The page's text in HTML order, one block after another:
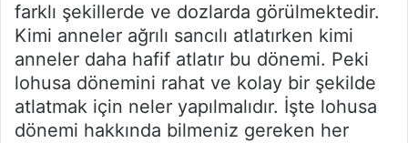
farklı şekillerde ve dozlarda görülmektedir.
Kimi anneler ağrılı sancılı atlatırken kimi
anneler daha hafif atlatır bu dönemi. Peki
lohusa dönemini rahat ve kolay bir şekilde
atlatmak için neler yapılmalıdır. İşte lohusa
dönemi hakkında bilmeniz gereken her